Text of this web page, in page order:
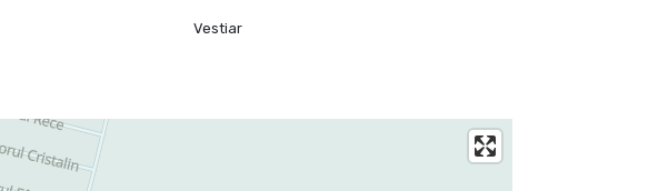
Vestiar